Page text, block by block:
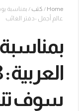
Home
/ كتب /
عالم أجمل -دفتر الغائب
سوف